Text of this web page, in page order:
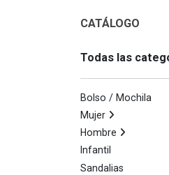
CATÁLOGO
Todas las
Bolso / Mochila
Mujer
Hombre
Infantil
Sandalias